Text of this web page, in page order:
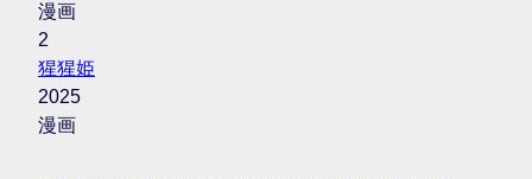
漫画
2
猩猩姫
2025
漫画